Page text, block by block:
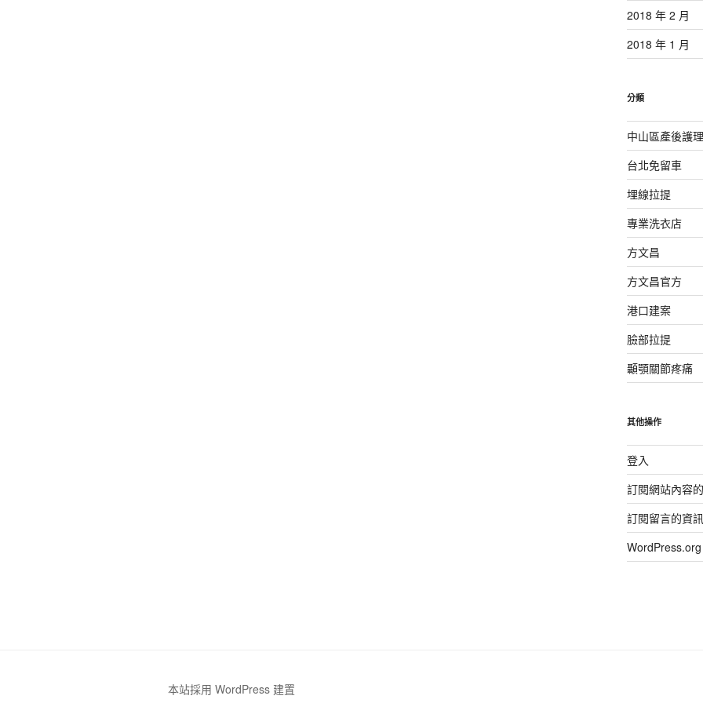
2018 年 2 月
2018 年 1 月
分類
中山區產後護
台北免留車
埋線拉提
專業洗衣店
方文昌
方文昌官方
港口建案
臉部拉提
顳顎關節疼痛
其他操作
登入
訂閱網站內容
訂閱留言的資
本站採用 WordPress 建置